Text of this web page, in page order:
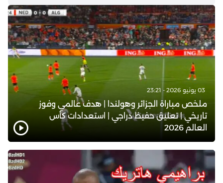
03 يونيو 2026 - 23:21
ملخص مباراة الجزائر وهولندا | هدف عالمي وفوز
تاريخي | تعليق حفيظ دراجي | استعدادات كأس
العالم 2026